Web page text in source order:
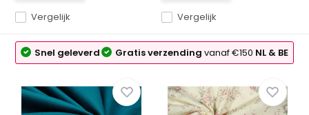
Vergelijk Vergelijk
Snel geleverd Gratis verzendingvanaf €150 NL & BE